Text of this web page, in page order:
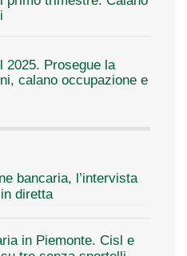
2025. Prosegue la
calano occupazione e
bancaria, l’intervista
diretta
in Piemonte. Cisl e